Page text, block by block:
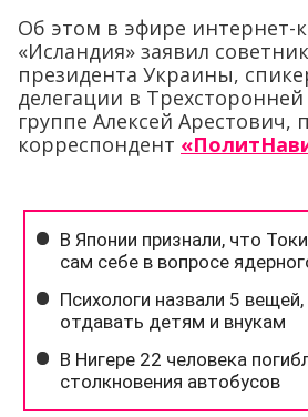
Об этом в эфире интернет-
«Исландия» заявил
президента Украины,
делегации в
группе Алексей Арестович,
корреспондент